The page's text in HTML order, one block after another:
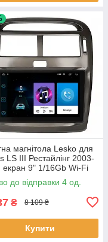
магнітола Lesko для
LS III Рестайлінг 2003-
екран 9" 1/16Gb Wi-Fi
4 шт.
до відправки 4 од.
₴ 8 109 ₴
Купити